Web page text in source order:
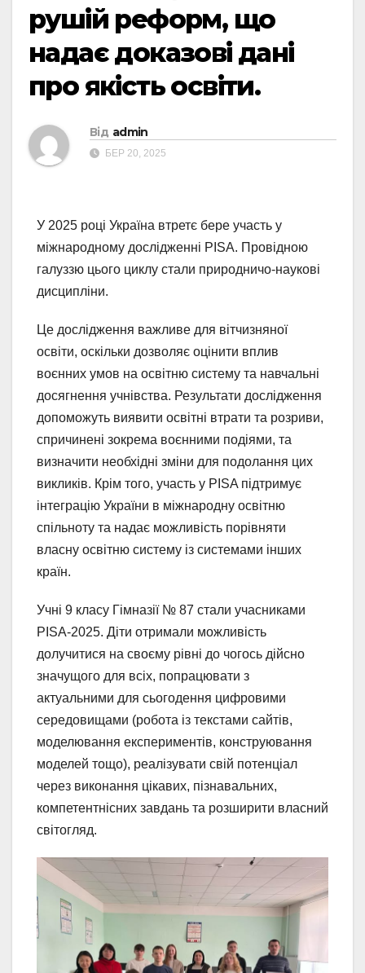
рушій реформ, що
надає доказові дані
про якість освіти.
Від admin
БЕР 20, 2025
У 2025 році Україна втретє бере участь у
міжнародному дослідженні PISA. Провідною
галуззю цього циклу стали природничо-наукові
дисципліни.
Це дослідження важливе для вітчизняної
освіти, оскільки дозволяє оцінити вплив
воєнних умов на освітню систему та навчальні
досягнення учнівства. Результати дослідження
допоможуть виявити освітні втрати та розриви,
спричинені зокрема воєнними подіями, та
визначити необхідні зміни для подолання цих
викликів. Крім того, участь у PISA підтримує
інтеграцію України в міжнародну освітню
спільноту та надає можливість порівняти
власну освітню систему із системами інших
країн.
Учні 9 класу Гімназії № 87 стали учасниками
PISA-2025. Діти отримали можливість
долучитися на своєму рівні до чогось дійсно
значущого для всіх, попрацювати з
актуальними для сьогодення цифровими
середовищами (робота із текстами сайтів,
моделювання експериментів, конструювання
моделей тощо), реалізувати свій потенціал
через виконання цікавих, пізнавальних,
компетентнісних завдань та розширити власний
світогляд.